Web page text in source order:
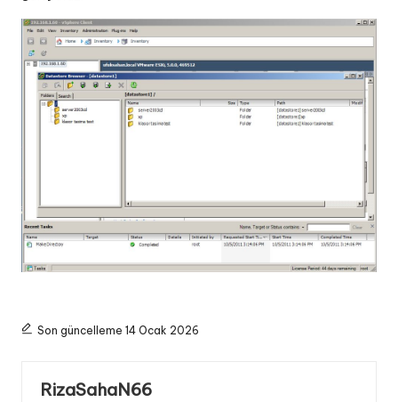
Son güncelleme 14 Ocak 2026
RizaSahaN66